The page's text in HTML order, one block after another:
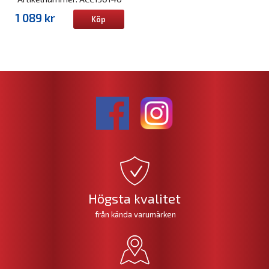
1 089 kr Köp
Högsta kvalitet
från kända varumärken